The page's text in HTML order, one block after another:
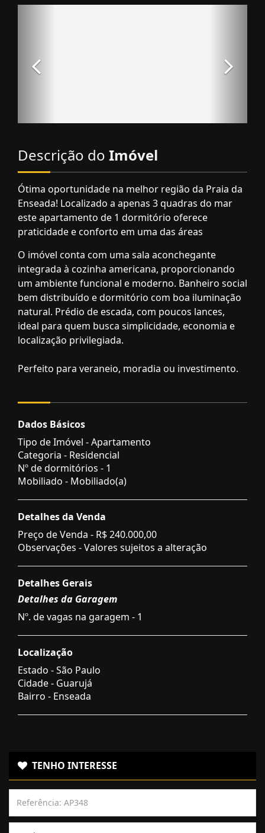
Descrição do Imóvel
Ótima oportunidade na melhor região da Praia da
Enseada! Localizado a apenas 3 quadras do mar
este apartamento de 1 dormitório oferece
praticidade e conforto em uma das áreas
O imóvel conta com uma sala aconchegante
integrada à cozinha americana, proporcionando
um ambiente funcional e moderno. Banheiro social
bem distribuído e dormitório com boa iluminação
natural. Prédio de escada, com poucos lances,
ideal para quem busca simplicidade, economia e
localização privilegiada.
Perfeito para veraneio, moradia ou investimento.
Dados Básicos
Tipo de Imóvel - Apartamento
Categoria - Residencial
Nº de dormitórios - 1
Mobiliado - Mobiliado(a)
Detalhes da Venda
Preço de Venda - R$ 240.000,00
Observações - Valores sujeitos a alteração
Detalhes Gerais
Detalhes da Garagem
Nº. de vagas na garagem - 1
Localização
Estado -São Paulo
Cidade - Guarujá
Bairro - Enseada
TENHO INTERESSE